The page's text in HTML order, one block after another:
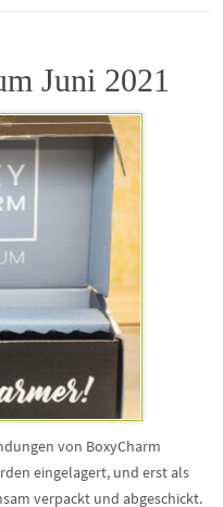
Juni 2021
von BoxyCharm
eingelagert, und erst als
verpackt und abgeschickt.